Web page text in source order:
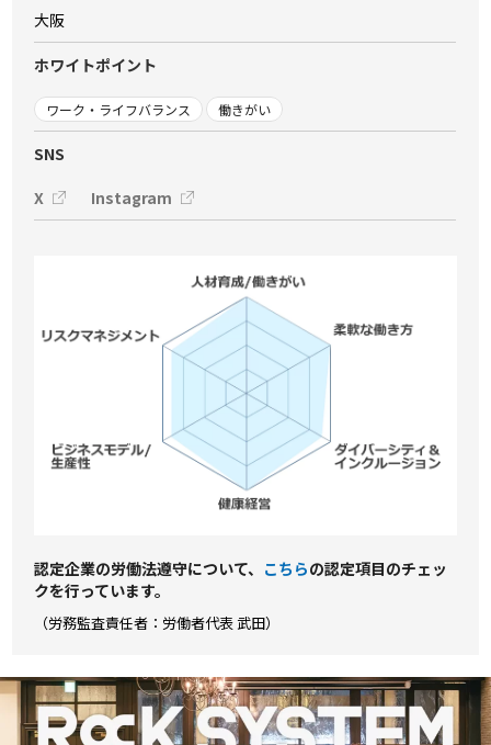
大阪
ホワイトポイント
ワーク・ライフバランス 働きがい
SNS
X
Instagram
認定企業の労働法遵守について、 こちらの認定項⽬のチェッ
クを⾏っています。
（労務監査責任者：労働者代表 武田）